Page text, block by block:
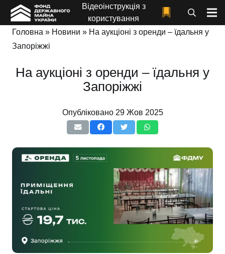
Відеоінструкція з
користування
Головна » Новини » На аукціоні з оренди – їдальня у
Запоріжжі
На аукціоні з оренди – їдальня у
Запоріжжі
Опубліковано 29 Жов 2025